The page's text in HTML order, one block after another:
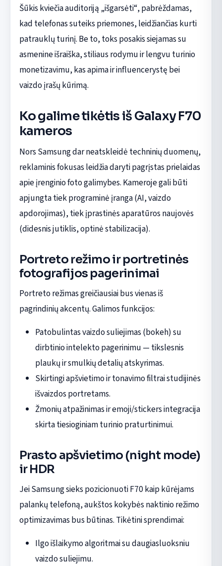
Šūkis kviečia auditoriją „išgarsėti“, pabrėždamas,
kad telefonas suteiks priemones, leidžiančias kurti
patrauklų turinį. Be to, toks posakis siejamas su
asmenine išraiška, stiliaus rodymu ir lengvu turinio
monetizavimu, kas apima ir influencerystę bei
vaizdo įrašų kūrimą.
Ko galime tikėtis iš Galaxy F70
kameros
Nors Samsung dar neatskleidė techninių duomenų,
reklaminis fokusas leidžia daryti pagrįstas prielaidas
apie įrenginio foto galimybes. Kameroje gali būti
apjungta tiek programinė įranga (AI, vaizdo
apdorojimas), tiek įprastinės aparatūros naujovės
(didesnis jutiklis, optinė stabilizacija).
Portreto režimo ir portretinės
fotografijos pagerinimai
Portreto režimas greičiausiai bus vienas iš
pagrindinių akcentų. Galimos funkcijos:
Patobulintas vaizdo suliejimas (bokeh) su
dirbtinio intelekto pagerinimu — tikslesnis
plaukų ir smulkių detalių atskyrimas.
Skirtingi apšvietimo ir tonavimo filtrai studijinės
išvaizdos portretams.
Žmonių atpažinimas ir emoji/stickers integracija
skirta tiesioginiam turinio praturtinimui.
Prasto apšvietimo (night mode)
ir HDR
Jei Samsung sieks pozicionuoti F70 kaip kūrėjams
palankų telefoną, aukštos kokybės naktinio režimo
optimizavimas bus būtinas. Tikėtini sprendimai:
Ilgo išlaikymo algoritmai su daugiasluoksniu
vaizdo suliejimu.